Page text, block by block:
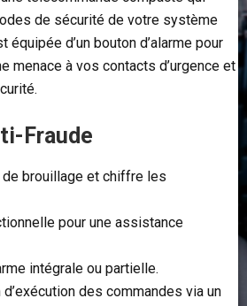
de sécurité de votre système
équipée d’un bouton d’alarme pour
menace à vos contacts d’urgence et
Fraude
brouillage et chiffre les
pour une assistance
intégrale ou partielle.
des commandes via un